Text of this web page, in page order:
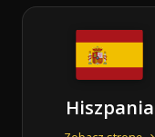
Hiszpania